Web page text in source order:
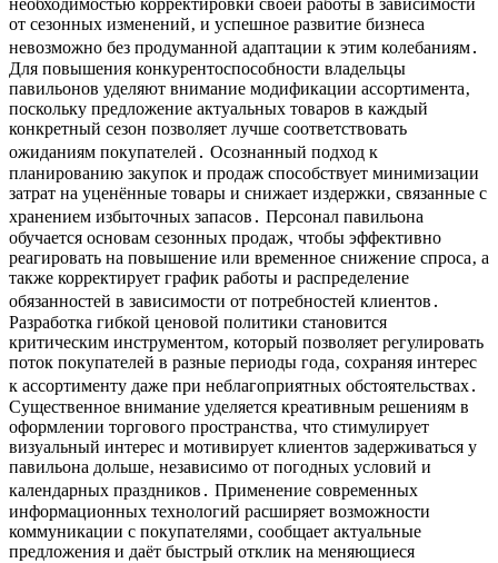
необходимостью корректировки своей работы в зависимости
от сезонных изменений‚ и успешное развитие бизнеса
невозможно без продуманной адаптации к этим колебаниям․
Для повышения конкурентоспособности владельцы
павильонов уделяют внимание модификации ассортимента‚
поскольку предложение актуальных товаров в каждый
конкретный сезон позволяет лучше соответствовать
ожиданиям покупателей․ Осознанный подход к
планированию закупок и продаж способствует минимизации
затрат на уценённые товары и снижает издержки‚ связанные с
хранением избыточных запасов․ Персонал павильона
обучается основам сезонных продаж‚ чтобы эффективно
реагировать на повышение или временное снижение спроса‚ а
также корректирует график работы и распределение
обязанностей в зависимости от потребностей клиентов․
Разработка гибкой ценовой политики становится
критическим инструментом‚ который позволяет регулировать
поток покупателей в разные периоды года‚ сохраняя интерес
к ассортименту даже при неблагоприятных обстоятельствах․
Существенное внимание уделяется креативным решениям в
оформлении торгового пространства‚ что стимулирует
визуальный интерес и мотивирует клиентов задерживаться у
павильона дольше‚ независимо от погодных условий и
календарных праздников․ Применение современных
информационных технологий расширяет возможности
коммуникации с покупателями‚ сообщает актуальные
предложения и даёт быстрый отклик на меняющиеся